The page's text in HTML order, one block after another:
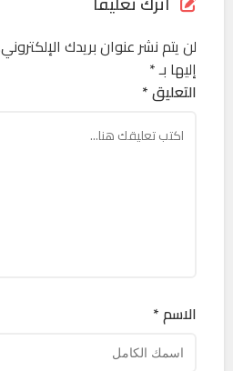
لن يتم نشر عنوان بريدك
إليها بـ*
التعليق *
الاسم *